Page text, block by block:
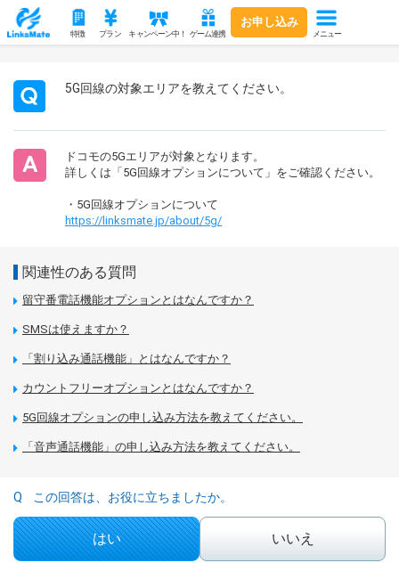
特徴 プラン キャンペーン中！ ゲーム連携
お申し込み
メニュー
5G回線の対象エリアを教えてください。
ドコモの5Gエリアが対象となります。
詳しくは「5G回線オプションについて」をご確認ください。
・5G回線オプションについて
https://linksmate.jp/about/5g/
関連性のある質問
留守番電話機能オプションとはなんですか？
SMSは使えますか？
「割り込み通話機能」とはなんですか？
カウントフリーオプションとはなんですか？
5G回線オプションの申し込み方法を教えてください。
「音声通話機能」の申し込み方法を教えてください。
この回答は、お役に立ちましたか。
はい いいえ